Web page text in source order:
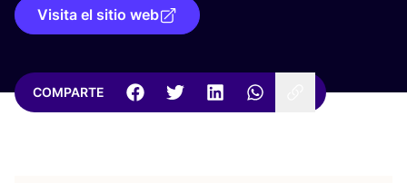
Visita el sitio web
COMPARTE